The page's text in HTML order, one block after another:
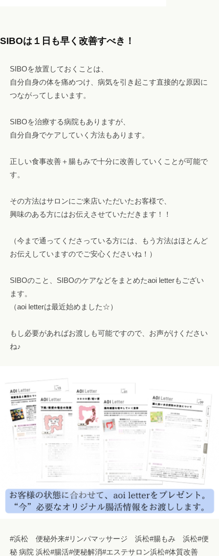
SIBOは１日も早く改善すべき！
SIBOを放置しておくことは、
自分自身の体を痛めつけ、病気を引き起こす直接的な原因に
つながってしまいます。
SIBOを治療する病院もありますが、
自分自身でケアしていく方法もあります。
正しい食事改善＋腸もみで十分に改善していくことが可能で
す。
その方法はサロンにご来店いただいたお客様で、
興味のある方にはお伝えさせていただきます！！
（今まで通ってくださっている方には、もう方法はほとんど
お伝えしていますのでご安心くださいね！）
SIBOのこと、SIBOのケアなどをまとめたaoi letterもござい
ます。
（aoi letterは最近始めました☆）
もし必要があればお渡しも可能ですので、お声がけください
ね♪
#浜松 便秘外来#リンパマッサージ 浜松#腸もみ 浜松#便
秘 病院 浜松#腸活#便秘解消#エステサロン浜松#体質改善